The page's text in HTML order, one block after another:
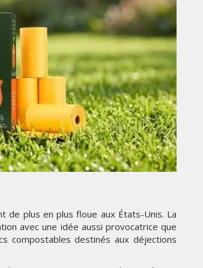
plus en plus floue aux États-Unis. La
avec une idée aussi provocatrice que
compostables destinés aux déjections
LES IMPÉRIALES WEEK 2026
SOUS THÈME "DABA OR NEVER"
MARDI 27 JANVIER 2026
CROSSCOUNTRY DÉVOILE UNE
NOUVELLE CAMPAGNE
PUBLICITAIRE ESTIVALE
CENTRÉE SUR LES RELATIONS